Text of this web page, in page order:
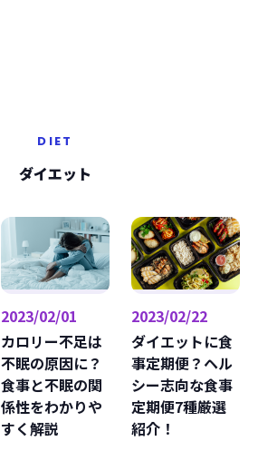
DIET
ダイエット
2023/02/01
カロリー不足は
不眠の原因に？
食事と不眠の関
係性をわかりや
すく解説
2023/02/22
ダイエットに食
事定期便？ヘル
シー志向な食事
定期便7種厳選
紹介！